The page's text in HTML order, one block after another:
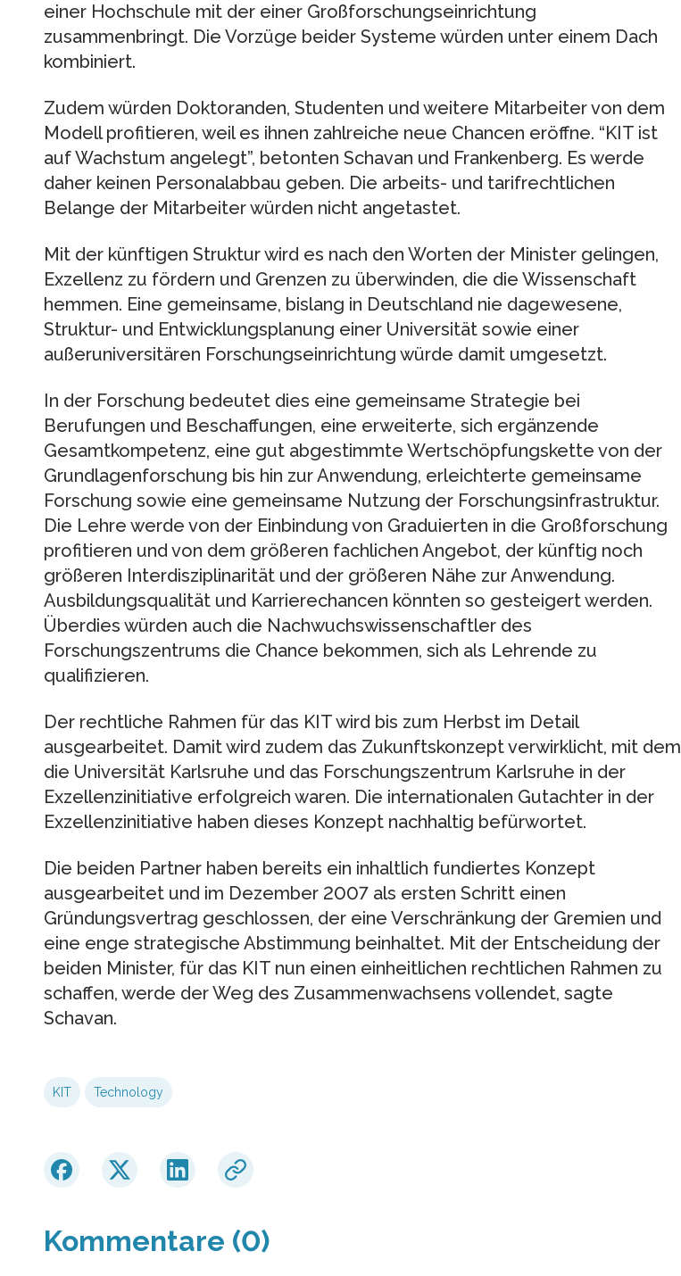
einer Hochschule mit der einer Großforschungseinrichtung
zusammenbringt. Die Vorzüge beider Systeme würden unter einem Dach
kombiniert.
Zudem würden Doktoranden, Studenten und weitere Mitarbeiter von dem
Modell profitieren, weil es ihnen zahlreiche neue Chancen eröffne. “KIT ist
auf Wachstum angelegt”, betonten Schavan und Frankenberg. Es werde
daher keinen Personalabbau geben. Die arbeits- und tarifrechtlichen
Belange der Mitarbeiter würden nicht angetastet.
Mit der künftigen Struktur wird es nach den Worten der Minister gelingen,
Exzellenz zu fördern und Grenzen zu überwinden, die die Wissenschaft
hemmen. Eine gemeinsame, bislang in Deutschland nie dagewesene,
Struktur- und Entwicklungsplanung einer Universität sowie einer
außeruniversitären Forschungseinrichtung würde damit umgesetzt.
In der Forschung bedeutet dies eine gemeinsame Strategie bei
Berufungen und Beschaffungen, eine erweiterte, sich ergänzende
Gesamtkompetenz, eine gut abgestimmte Wertschöpfungskette von der
Grundlagenforschung bis hin zur Anwendung, erleichterte gemeinsame
Forschung sowie eine gemeinsame Nutzung der Forschungsinfrastruktur.
Die Lehre werde von der Einbindung von Graduierten in die Großforschung
profitieren und von dem größeren fachlichen Angebot, der künftig noch
größeren Interdisziplinarität und der größeren Nähe zur Anwendung.
Ausbildungsqualität und Karrierechancen könnten so gesteigert werden.
Überdies würden auch die Nachwuchswissenschaftler des
Forschungszentrums die Chance bekommen, sich als Lehrende zu
qualifizieren.
Der rechtliche Rahmen für das KIT wird bis zum Herbst im Detail
ausgearbeitet. Damit wird zudem das Zukunftskonzept verwirklicht, mit dem
die Universität Karlsruhe und das Forschungszentrum Karlsruhe in der
Exzellenzinitiative erfolgreich waren. Die internationalen Gutachter in der
Exzellenzinitiative haben dieses Konzept nachhaltig befürwortet.
Die beiden Partner haben bereits ein inhaltlich fundiertes Konzept
ausgearbeitet und im Dezember 2007 als ersten Schritt einen
Gründungsvertrag geschlossen, der eine Verschränkung der Gremien und
eine enge strategische Abstimmung beinhaltet. Mit der Entscheidung der
beiden Minister, für das KIT nun einen einheitlichen rechtlichen Rahmen zu
schaffen, werde der Weg des Zusammenwachsens vollendet, sagte
Schavan.
KIT Technology
Kommentare (0)